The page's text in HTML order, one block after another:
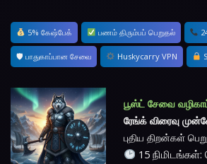
5% கேஷ்பேக் பணம் திரும்பப் பெறுதல்
🛡 பாதுகாப்பான சேவை Huskycarry VPN
பூஸ்ட் சேவை
ரேங்க் விரைவு
புதிய திறன்கள்
15